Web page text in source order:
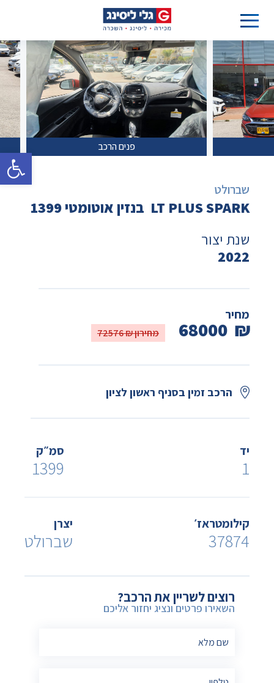
פתח
שברולט
LT PLUS SPARK בנזין אוטומטי 1399
שנת יצור
2022
מחיר
₪ מחירון ₪ 72576
הרכב זמין בסניף ראשון לציון
יד
1
סמ״ק
1399
קילומטראז׳
37874
יצרן
שברולט
פנים הרכב
רוצים לשריין את הרכב?
השאירו פרטים ונציג יחזור אליכם